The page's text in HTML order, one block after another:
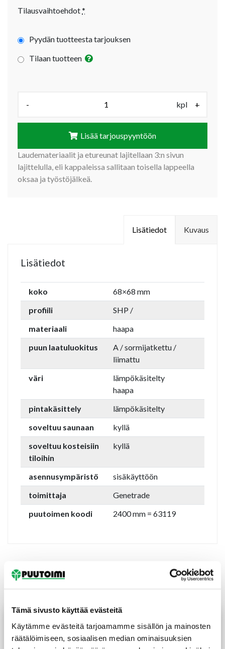
Tämä sivusto käyttää evästeitä
Käytämme evästeitä tarjoamamme sisällön ja mainosten
räätälöimiseen, sosiaalisen median ominaisuuksien
Tilausvaihtoehdot*
Pyydän tuotteesta tarjouksen
Tilaan tuotteen
- kpl +
Lisää tarjouspyyntöön
Laudemateriaalit ja etureunat lajitellaan 3:n sivun
lajittelulla, eli kappaleissa sallitaan toisella lappeella
oksaa ja työstöjälkeä.
Kuvaus
Lisätiedot
Lisätiedot
koko
68×68 mm
profiili
SHP /
materiaali
haapa
puun laatuluokitus
A / sormijatkettu /
liimattu
väri
lämpökäsitelty
haapa
pintakäsittely
lämpökäsitelty
soveltuu saunaan
kyllä
soveltuu kosteisiin
tiloihin
kyllä
asennusympäristö
sisäkäyttöön
toimittaja
Genetrade
puutoimen koodi
2400 mm = 63119
Tutustu myös